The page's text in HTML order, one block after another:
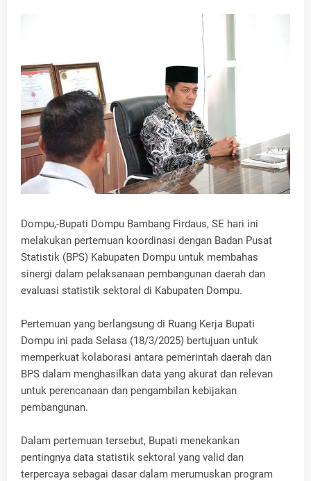
Dompu,-Bupati Dompu Bambang Firdaus, SE hari ini
melakukan pertemuan koordinasi dengan Badan Pusat
Statistik (BPS) Kabupaten Dompu untuk membahas
sinergi dalam pelaksanaan pembangunan daerah dan
evaluasi statistik sektoral di Kabupaten Dompu.
Pertemuan yang berlangsung di Ruang Kerja Bupati
Dompu ini pada Selasa (18/3/2025) bertujuan untuk
memperkuat kolaborasi antara pemerintah daerah dan
BPS dalam menghasilkan data yang akurat dan relevan
untuk perencanaan dan pengambilan kebijakan
pembangunan.
Dalam pertemuan tersebut, Bupati menekankan
pentingnya data statistik sektoral yang valid dan
terpercaya sebagai dasar dalam merumuskan program